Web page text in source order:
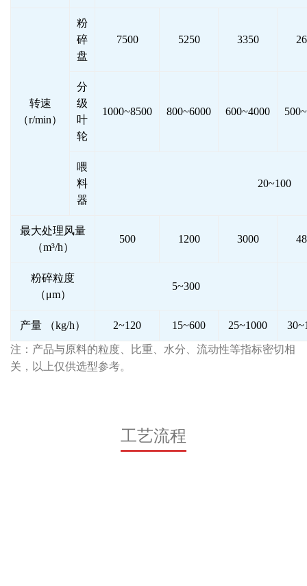
转速
（r/min）
粉
碎
盘
7500 5250 3350
分
级
叶
轮
1000~8500 800~6000 600~4000
喂
料
器
20~100
最大处理风量
（m³/h）
500 1200 3000
粉碎粒度
（μm）
5~300
产量 （kg/h） 2~120 15~600 25~1000
注：产品与原料的粒度、比重、水分、流动性等指标密切相
关，以上仅供选型参考。
工艺流程